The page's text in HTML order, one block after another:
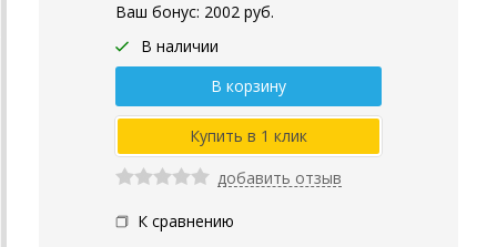
Ваш бонус: 2002 руб.
В наличии
добавить отзыв
К сравнению